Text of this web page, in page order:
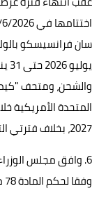
والشحن، ومتحف
2027، بخلاف فترتي التغليف والنقل والشحن.
6. وافق مجلس